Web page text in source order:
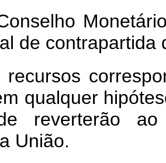
de contrapartida
recursos
qualquer
reverterão
União.